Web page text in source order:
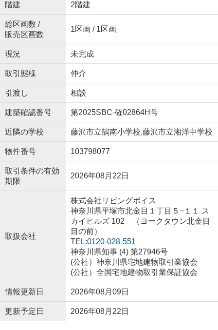
階建 2階建
総区画数 /
販売区画数
1区画 / 1区画
現況 未完成
取引態様 仲介
引渡し 相談
建築確認番号 第2025SBC-確02864H号
近隣の学校 藤沢市立鵠南小学校,藤沢市立湘洋中学校
物件番号 103798077
取引条件の有効
期限
2026年08月22日
取扱会社
株式会社リビングボイス
神奈川県平塚市北金目１丁目５−１１ ス
カイヒルズ 102 （ヨークタウン北金目
目の前）
TEL:0120-028-551
神奈川県知事 (4) 第27946号
(公社）神奈川県宅地建物取引業協会
(公社）全国宅地建物取引業保証協会
情報更新日 2026年08月09日
更新予定日 2026年08月22日